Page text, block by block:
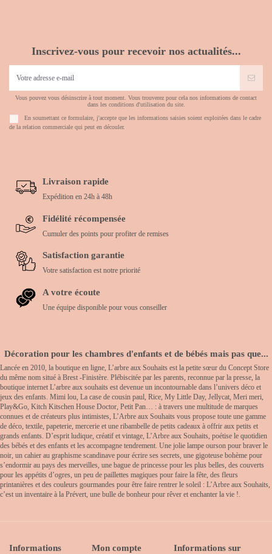
Inscrivez-vous pour recevoir nos actualités...
Vous pouvez vous désinscrire à tout moment. Vous trouverez pour cela nos informations de contact
dans les conditions d'utilisation du site.
En soumettant ce formulaire, j'accepte que les informations saisies soient exploitées dans le cadre
de la relation commerciale qui peut en découler.
Livraison rapide
Expédition en 24h à 48h
Fidélité récompensée
Cumuler des points pour profiter de remises
Satisfaction garantie
Votre satisfaction est notre priorité
A votre écoute
Une équipe disponible pour vous conseiller
Décoration pour les chambres d'enfants et de bébés mais pas que...
Lancée en 2010, la boutique en ligne, L’arbre aux Souhaits est la petite sœur du Concept Store
du même nom situé à Brest -Finistère. Plébiscitée par les parents, reconnue par la presse, la
boutique internet L’arbre aux souhaits est devenue un incontournable dans l’univers déco et
jeux des enfants. Mimi lou, La case de cousin paul, Rice, My Little Day, Jellycat, Meri meri,
Play&Go, Kitch Kitschen House Doctor, Petit Pan… : à travers une multitude de marques
connues et de créateurs plus intimistes, L’Arbre aux Souhaits vous propose toute une gamme
de déco, textile, papeterie, mercerie et une ribambelle de petits cadeaux à offrir aux petits et
grands enfants. D’esprit ludique, créatif et vintage, L’Arbre aux Souhaits, poétise le quotidien
des bébés et des enfants et les accompagne tendrement. Une jolie lampe ourson pour braver le
noir, un cahier au graphisme scandinave pour écrire ses secrets, une gigoteuse bohème pour
s’endormir au pays des merveilles, une bague de princesse pour les plus belles, des couverts
pour les appétits d’ogres, un peu de paillettes magiques pour faire la fête, des fleurs
printanières et des couleurs gourmandes pour être faire rentrer le soleil : L’Arbre aux Souhaits,
c’est un inventaire à la Prévert, une bulle de bonheur pour rêver et enchanter la vie !.
Informations Mon compte
Informations sur